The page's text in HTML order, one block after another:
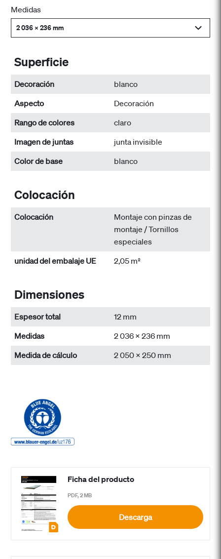
Medidas
2 036 x 236 mm
Superficie
Decoración
blanco
Aspecto
Decoración
Rango de colores
claro
Imagen de juntas
junta invisible
Color de base
blanco
Colocación
Colocación
Montaje con pinzas de
montaje / Tornillos
especiales
unidad del embalaje UE
2,05 m²
Dimensiones
Espesor total
12 mm
Medidas
2 036 x 236 mm
Medida de cálculo
2 050 x 250 mm
Ficha del producto
PDF, 2 MB
Descarga